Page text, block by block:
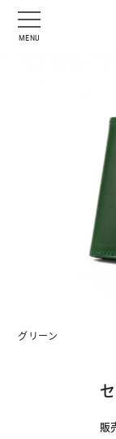
MENU
グリーン
販